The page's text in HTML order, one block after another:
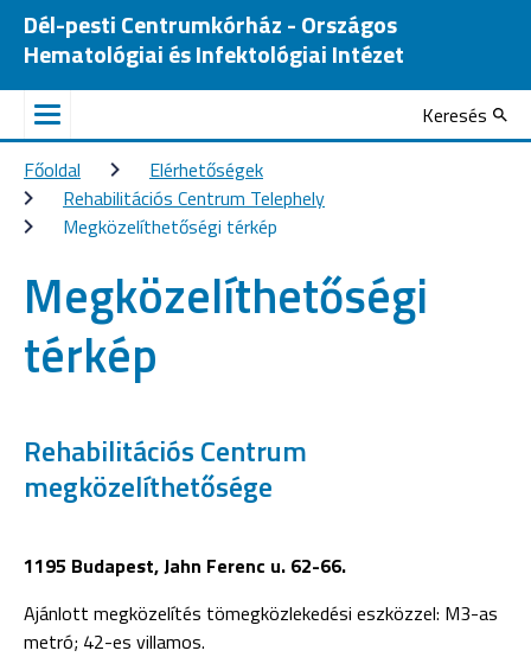
Dél-pesti Centrumkórház - Országos
Hematológiai és Infektológiai Intézet
Keresés
Főoldal
Elérhetőségek
Rehabilitációs Centrum Telephely
Megközelíthetőségi térkép
Megközelíthetőségi
térkép
Rehabilitációs Centrum
megközelíthetősége
1195 Budapest, Jahn Ferenc u. 62-66.
Ajánlott megközelítés tömegközlekedési eszközzel: M3-as
metró; 42-es villamos.